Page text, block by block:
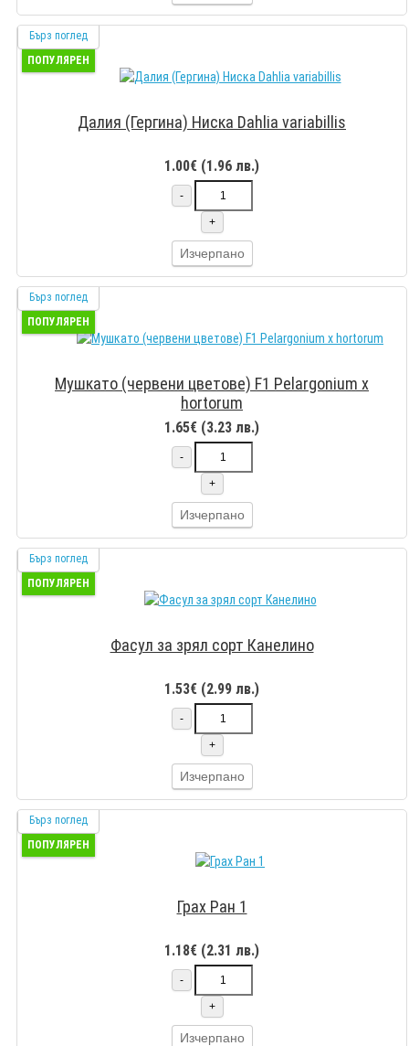
Бърз поглед
ПОПУЛЯРЕН
Далия (Гергина) Ниска Dahlia variabillis
1.00€ (1.96 лв.)
-
+
Изчерпано
Бърз поглед
ПОПУЛЯРЕН
Мушкато (червени цветове) F1 Pelargonium x
hortorum
1.65€ (3.23 лв.)
-
+
Изчерпано
Бърз поглед
ПОПУЛЯРЕН
Фасул за зрял сорт Канелино
1.53€ (2.99 лв.)
-
+
Изчерпано
Бърз поглед
ПОПУЛЯРЕН
Грах Ран 1
1.18€ (2.31 лв.)
-
+
Изчерпано